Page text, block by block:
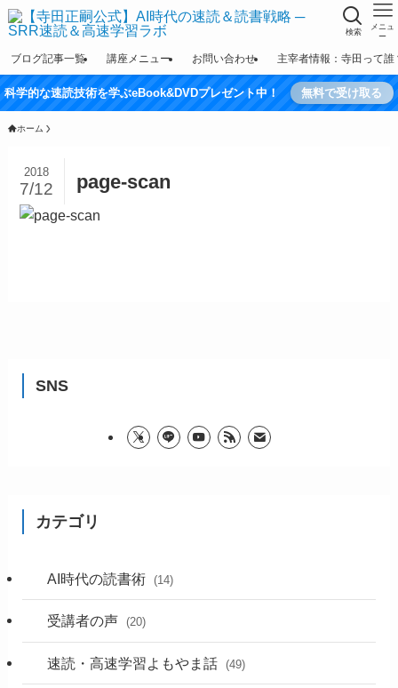
検索
メニュ
ー
ブログ記事一覧 講座メニュー お問い合わせ 主宰者情報：寺田って誰
科学的な速読技術を学ぶeBook&DVDプレゼント中！ 無料で受け取る
ホーム
page-scan
2018
7/12
SNS
カテゴリ
AI時代の読書術 (14)
受講者の声 (20)
速読・高速学習よもやま話 (49)